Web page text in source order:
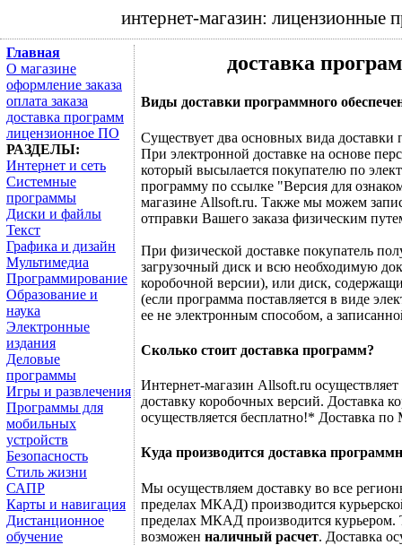
интернет-магазин:
Главная
О магазине
оформление заказа
оплата заказа
доставка программ
лицензионное ПО
РАЗДЕЛЫ:
Интернет и сеть
Системные
программы
Диски и файлы
Текст
Графика и дизайн
Мультимедиа
Программирование
Образование и
наука
Электронные
издания
Деловые
программы
Игры и развлечения
Программы для
мобильных
устройств
Безопасность
Стиль жизни
САПР
Карты и навигация
Дистанционное
обучение
доставка
Виды доставки программного
Существует два основных вида доставки
При электронной доставке на основе
который высылается покупателю по
программу по ссылке "Версия для
магазине Allsoft.ru. Также мы можем
отправки Вашего заказа физическим
При физической доставке покупатель
загрузочный диск и всю необходимую
коробочной версии), или диск,
(если программа поставляется в виде
ее не электронным способом, а
Сколько стоит доставка программ?
Интернет-магазин Allsoft.ru
доставку коробочных версий. Доставка
осуществляется бесплатно!* Доставка
Куда производится доставка
Мы осуществляем доставку во все
пределах МКАД) производится
пределах МКАД производится
возможен наличный расчет. Доставка